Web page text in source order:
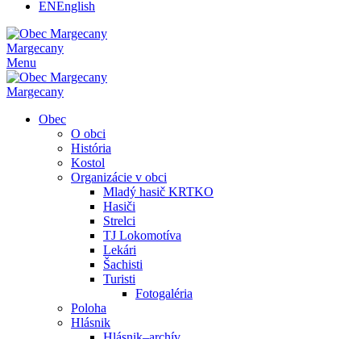
ENEnglish
Margecany
Menu
Margecany
Obec
O obci
História
Kostol
Organizácie v obci
Mladý hasič KRTKO
Hasiči
Strelci
TJ Lokomotíva
Lekári
Šachisti
Turisti
Fotogaléria
Poloha
Hlásnik